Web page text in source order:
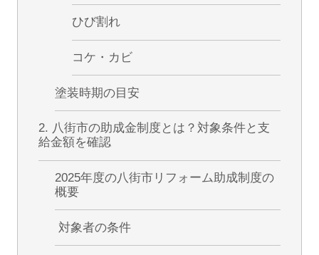
ひび割れ
コケ・カビ
塗装時期の目安
2. 八街市の助成金制度とは？対象条件と支
給金額を確認
2025年度の八街市リフォーム助成制度の
概要
対象者の条件